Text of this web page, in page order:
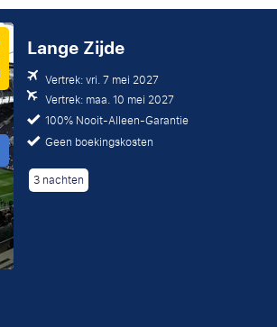
Lange Zijde
Vertrek: vri. 7 mei 2027
Vertrek: maa. 10 mei 2027
100% Nooit-Alleen-Garantie
Geen boekingskosten
3 nachten